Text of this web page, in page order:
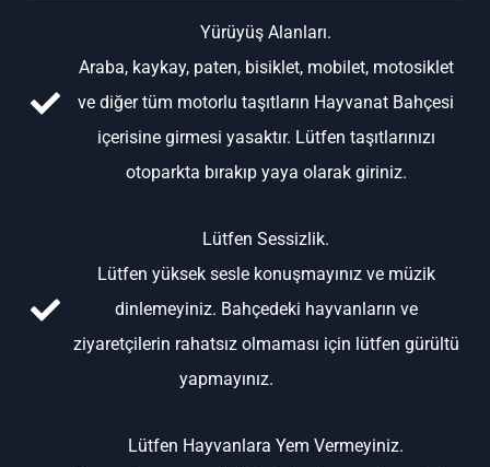
Yürüyüş Alanları.
Araba, kaykay, paten, bisiklet, mobilet, motosiklet
ve diğer tüm motorlu taşıtların Hayvanat Bahçesi
içerisine girmesi yasaktır. Lütfen taşıtlarınızı
otoparkta bırakıp yaya olarak giriniz.
Lütfen Sessizlik.
Lütfen yüksek sesle konuşmayınız ve müzik
dinlemeyiniz. Bahçedeki hayvanların ve
ziyaretçilerin rahatsız olmaması için lütfen gürültü
yapmayınız.
Lütfen Hayvanlara Yem Vermeyiniz.